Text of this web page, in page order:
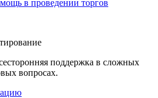
в проведении торгов
поддержка в сложных
вопросах.